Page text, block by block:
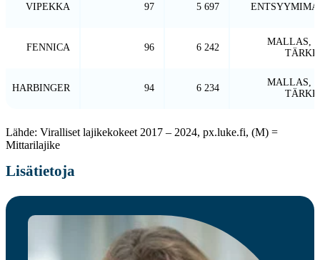
VIPEKKA 97 5 697
FENNICA 96 6 242
MALLAS,
HARBINGER 94 6 234
MALLAS,
Lähde: Viralliset lajikekokeet 2017 – 2024, px.luke.fi, (M) =
Mittarilajike
Lisätietoja